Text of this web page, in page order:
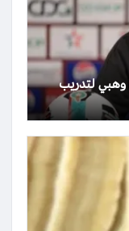
وهبي لتدريب